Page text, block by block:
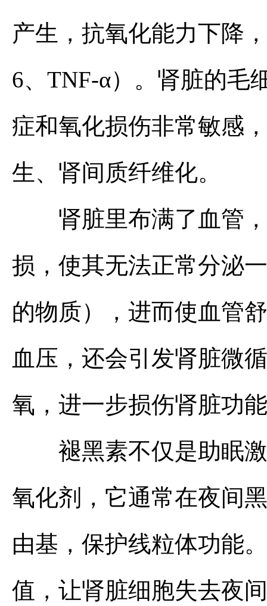
产生，抗氧化能力下降
6、TNF-α）。肾脏的毛
症和氧化损伤非常敏感
生、肾间质纤维化。
肾脏里布满了血管，
损，使其无法正常分泌
的物质），进而使血管
血压，还会引发肾脏微
氧，进一步损伤肾脏功
褪黑素不仅是助眠激
氧化剂，它通常在夜间
由基，保护线粒体功能
值，让肾脏细胞失去夜